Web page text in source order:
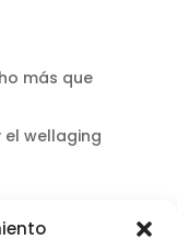
más que
el wellaging